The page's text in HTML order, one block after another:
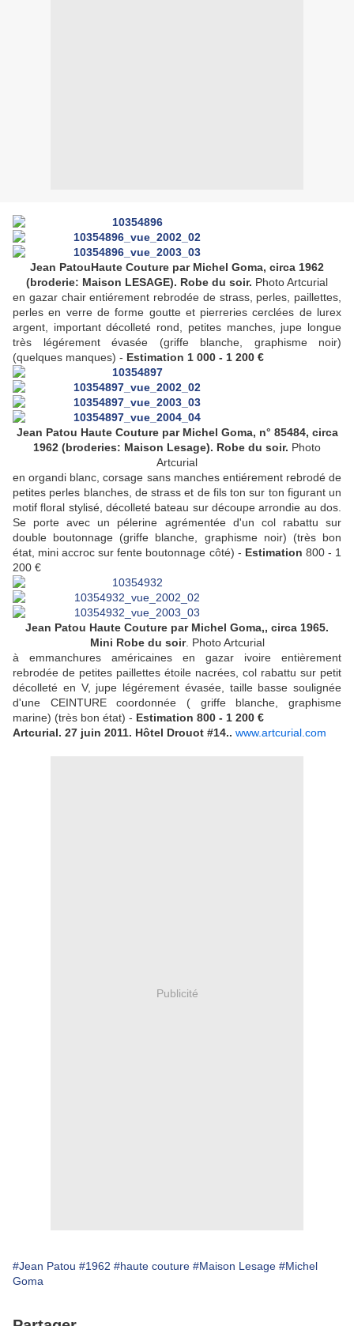
Jean PatouHaute Couture par Michel Goma, circa 1962
(broderie: Maison LESAGE). Robe du soir. Photo Artcurial
en gazar chair entiérement rebrodée de strass, perles, paillettes,
perles en verre de forme goutte et pierreries cerclées de lurex
argent, important décolleté rond, petites manches, jupe longue
très légérement évasée (griffe blanche, graphisme noir)
(quelques manques) - Estimation 1 000 - 1 200 €
Jean Patou Haute Couture par Michel Goma, n° 85484, circa
1962 (broderies: Maison Lesage). Robe du soir. Photo
Artcurial
en organdi blanc, corsage sans manches entiérement rebrodé de
petites perles blanches, de strass et de fils ton sur ton figurant un
motif floral stylisé, décolleté bateau sur découpe arrondie au dos.
Se porte avec un pélerine agrémentée d'un col rabattu sur
double boutonnage (griffe blanche, graphisme noir) (très bon
état, mini accroc sur fente boutonnage côté) - Estimation 800 - 1
200 €
Jean Patou Haute Couture par Michel Goma,, circa 1965.
Mini Robe du soir. Photo Artcurial
à emmanchures américaines en gazar ivoire entièrement
rebrodée de petites paillettes étoile nacrées, col rabattu sur petit
décolleté en V, jupe légérement évasée, taille basse soulignée
d'une CEINTURE coordonnée ( griffe blanche, graphisme
marine) (très bon état) - Estimation 800 - 1 200 €
Artcurial. 27 juin 2011. Hôtel Drouot #14.. www.artcurial.com
Publicité
#Jean Patou #1962 #haute couture #Maison Lesage #Michel
Goma